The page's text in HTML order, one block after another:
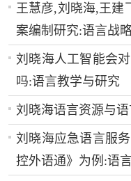
王慧彦,刘晓海,王建
案编制研究:语言战
刘晓海人工智能会
吗:语言教学与研究
刘晓海语言资源与
刘晓海应急语言服
控外语通》为例:语